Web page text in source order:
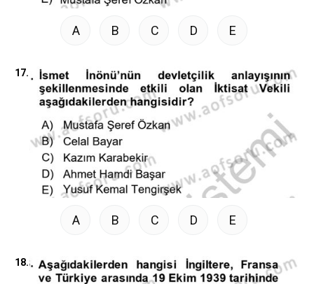
A B C D E
17.
A B C D E
18.